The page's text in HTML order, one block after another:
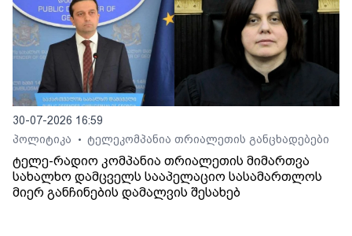
30-07-2026 16:59
პოლიტიკა
• ტელეკომპანია თრიალეთის განცხადებები
ტელე-რადიო კომპანია თრიალეთის მიმართვა
სახალხო დამცველს სააპელაციო სასამართლოს
მიერ განჩინების დამალვის შესახებ